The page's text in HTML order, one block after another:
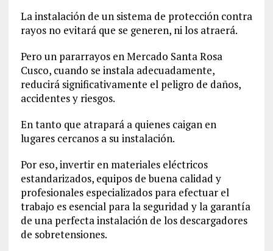
La instalación de un sistema de protección contra
rayos no evitará que se generen, ni los atraerá.
Pero un pararrayos en Mercado Santa Rosa
Cusco, cuando se instala adecuadamente,
reducirá significativamente el peligro de daños,
accidentes y riesgos.
En tanto que atrapará a quienes caigan en
lugares cercanos a su instalación.
Por eso, invertir en materiales eléctricos
estandarizados, equipos de buena calidad y
profesionales especializados para efectuar el
trabajo es esencial para la seguridad y la garantía
de una perfecta instalación de los descargadores
de sobretensiones.